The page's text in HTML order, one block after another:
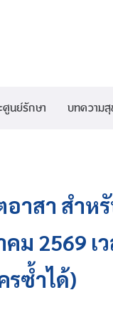
นย์รักษา บทความ
อาสา สำห
คม 2569 เ
รซ้ำได้)